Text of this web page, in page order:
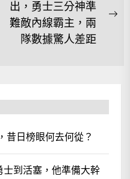
出，勇士三分神準
難敵內線霸主，兩
隊數據驚人差距
昔日榜眼何去何從？
到活塞，他準備大幹